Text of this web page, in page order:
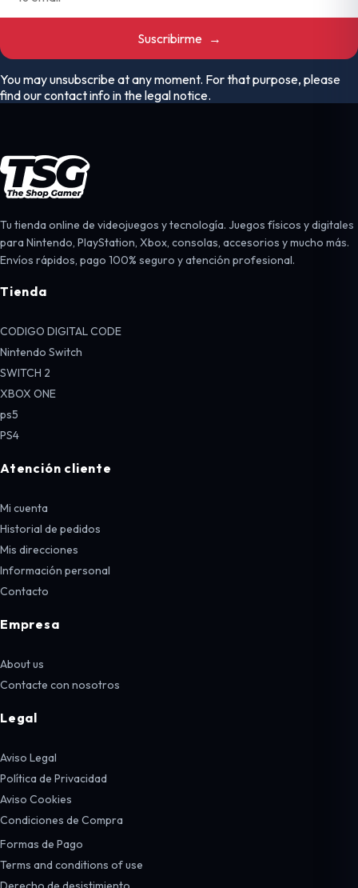
Suscribirme →
You may unsubscribe at any moment. For that purpose, please
find our contact info in the legal notice.
Tu tienda online de videojuegos y tecnología. Juegos físicos y digitales
para Nintendo, PlayStation, Xbox, consolas, accesorios y mucho más.
Envíos rápidos, pago 100% seguro y atención profesional.
Tienda
CODIGO DIGITAL CODE
Nintendo Switch
SWITCH 2
XBOX ONE
ps5
PS4
Atención cliente
Mi cuenta
Historial de pedidos
Mis direcciones
Información personal
Contacto
Empresa
About us
Contacte con nosotros
Legal
Aviso Legal
Política de Privacidad
Aviso Cookies
Condiciones de Compra
Formas de Pago
Terms and conditions of use